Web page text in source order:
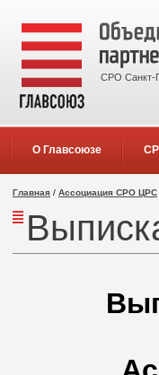
СРО Санкт-
О Главсоюзе
Главная / Ассоциация СРО ЦРС